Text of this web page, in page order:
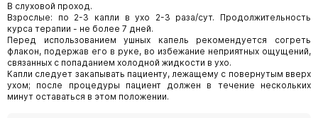
В слуховой проход.
Взрослые: по 2-3 капли в ухо 2-3 раза/сут. Продолжительность
курса терапии - не более 7 дней.
Перед использованием ушных капель рекомендуется согреть
флакон, подержав его в руке, во избежание неприятных ощущений,
связанных с попаданием холодной жидкости в ухо.
Капли следует закапывать пациенту, лежащему с повернутым вверх
ухом; после процедуры пациент должен в течение нескольких
минут оставаться в этом положении.